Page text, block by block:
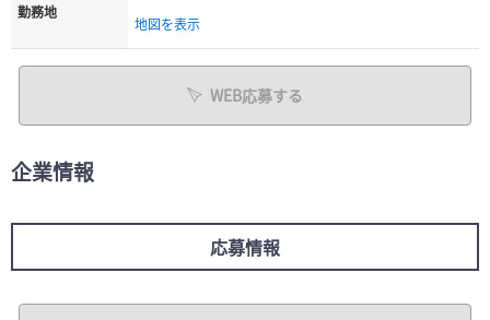
勤務地
地図を表示
WEB応募する
企業情報
応募情報